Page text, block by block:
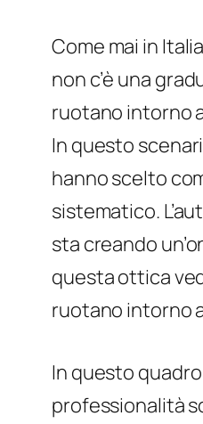
Come mai in
non c’è una
ruotano intorno
In questo
hanno scelto
sistematico.
sta creando
questa ottica
ruotano intorno
In questo
professionalità